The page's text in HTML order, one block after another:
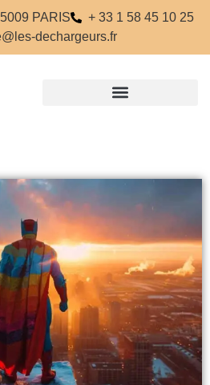
PARIS
+ 33 1 58 45 10 25
dechargeurs.fr